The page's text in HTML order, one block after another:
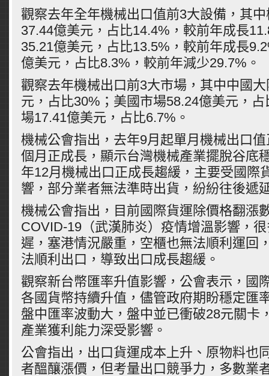
觀察去年全年機械出口值前3大設備，其
37.44億美元，占比14.4%，較前年成長
35.21億美元，占比13.5%，較前年成長
億美元，占比8.3%，較前年減少29.7%。
觀察去年機械出口前3大市場，其中中國
元，占比30%；美國市場58.24億美元，
場17.41億美元，占比6.7%。
機械公會指出，去年9月起單月機械出口
個月正成長，顯示台灣機械產業擺脫谷底
年12月機械出口正成長趨緩，主要受國際
響，部分業者無法準時出貨，紛紛往後遞
機械公會指出，目前國際貨運除價格翻漲
COVID-19（武漢肺炎）疫情增溫影響，
遲，塞港情況嚴重，空櫃也無法順利運回
法順利出口，導致出口成長趨緩。
觀察新台幣匯率升值影響，公會表示，國
各國貨幣持續升值，儘管政府期盼穩定匯
盤中匯率波動大，盤中並已衝破28元關卡
產業獲利能力深受影響。
公會指出，出口貨運成本上升、原物料也
者醞釀漲價，但考量出口競爭力，多數業